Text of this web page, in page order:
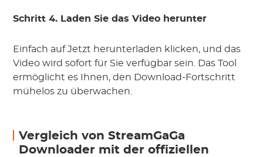
Schritt 4. Laden Sie das Video herunter
Einfach auf Jetzt herunterladen klicken, und das
Video wird sofort für Sie verfügbar sein. Das Tool
ermöglicht es Ihnen, den Download-Fortschritt
mühelos zu überwachen.
Vergleich von StreamGaGa
Downloader mit der offiziellen